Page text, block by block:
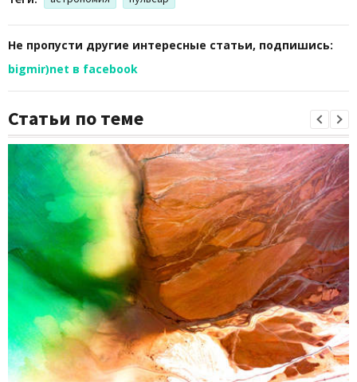
Не пропусти другие интересные статьи, подпишись:
bigmir)net в facebook
Статьи по теме